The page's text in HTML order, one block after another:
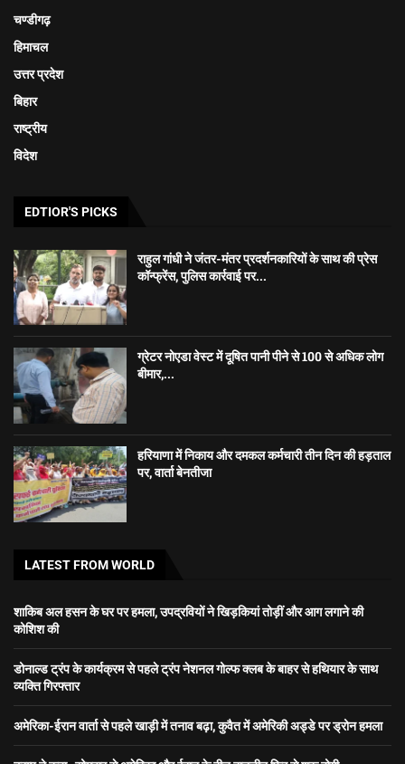
चण्डीगढ़
हिमाचल
उत्तर प्रदेश
बिहार
राष्ट्रीय
विदेश
EDTIOR'S PICKS
राहुल गांधी ने जंतर-मंतर प्रदर्शनकारियों के साथ की प्रेस
कॉन्फ्रेंस, पुलिस कार्रवाई पर...
ग्रेटर नोएडा वेस्ट में दूषित पानी पीने से 100 से अधिक लोग
बीमार,...
हरियाणा में निकाय और दमकल कर्मचारी तीन दिन की हड़ताल
पर, वार्ता बेनतीजा
LATEST FROM WORLD
शाकिब अल हसन के घर पर हमला, उपद्रवियों ने खिड़कियां तोड़ीं और आग लगाने की
कोशिश की
डोनाल्ड ट्रंप के कार्यक्रम से पहले ट्रंप नेशनल गोल्फ क्लब के बाहर से हथियार के साथ
व्यक्ति गिरफ्तार
अमेरिका-ईरान वार्ता से पहले खाड़ी में तनाव बढ़ा, कुवैत में अमेरिकी अड्डे पर ड्रोन हमला